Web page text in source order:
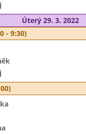
Úterý 29. 3. 2022
- 9:30)